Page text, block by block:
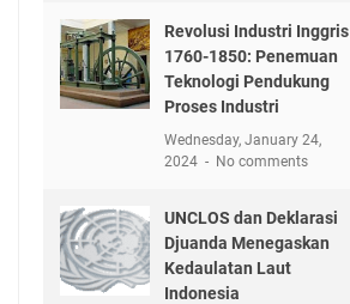
Revolusi Industri Inggris
1760-1850: Penemuan
Teknologi Pendukung
Proses Industri
Wednesday, January 24,
2024
No comments
UNCLOS dan Deklarasi
Djuanda Menegaskan
Kedaulatan Laut
Indonesia